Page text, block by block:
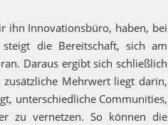
ihn Innovationsbüro, haben, bei
die Bereitschaft, sich am
Daraus ergibt sich schließlich
Mehrwert liegt darin,
unterschiedliche Communities,
zu vernetzen. So können die